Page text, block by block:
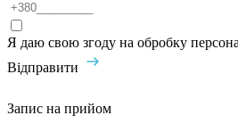
Я даю свою згоду на обробку
Відправити
Запис на прийом